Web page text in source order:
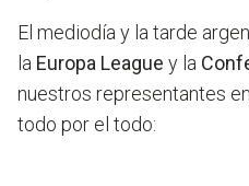
El mediodía y la tarde
la Europa League y la
nuestros representantes
todo por el todo: